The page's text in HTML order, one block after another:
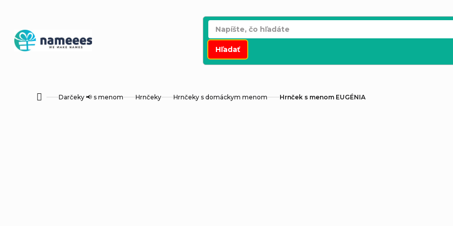
obsah
Hľadať
DomovDarčeky 📢 s menom Hrnčeky Hrnčeky s domáckym menom Hrnček s menom EUGÉNIA